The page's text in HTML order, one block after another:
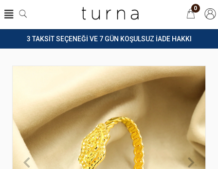
3 TAKSİT SEÇENEĞİ VE 7 GÜN KOŞULSUZ İADE HAKKI
0